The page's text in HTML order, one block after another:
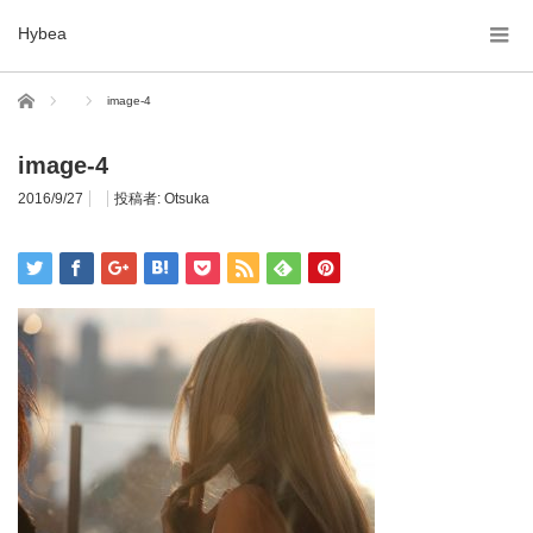
Hybea
ホーム image-4
image-4
2016/9/27 投稿者: Otsuka